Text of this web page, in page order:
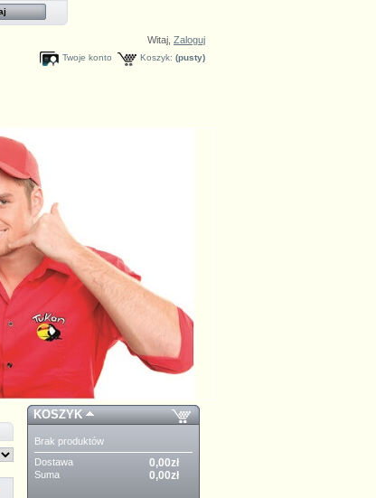
Witaj,Zaloguj
Koszyk: (pusty)
Twoje konto
KOSZYK
Brak produktów
Dostawa
0,00zł
Suma 0,00zł